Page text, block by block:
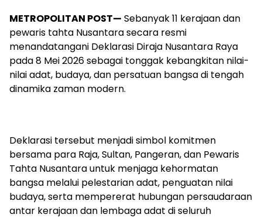
METROPOLITAN POST— Sebanyak 11 kerajaan dan
pewaris tahta Nusantara secara resmi
menandatangani Deklarasi Diraja Nusantara Raya
pada 8 Mei 2026 sebagai tonggak kebangkitan nilai-
nilai adat, budaya, dan persatuan bangsa di tengah
dinamika zaman modern.
Deklarasi tersebut menjadi simbol komitmen
bersama para Raja, Sultan, Pangeran, dan Pewaris
Tahta Nusantara untuk menjaga kehormatan
bangsa melalui pelestarian adat, penguatan nilai
budaya, serta mempererat hubungan persaudaraan
antar kerajaan dan lembaga adat di seluruh